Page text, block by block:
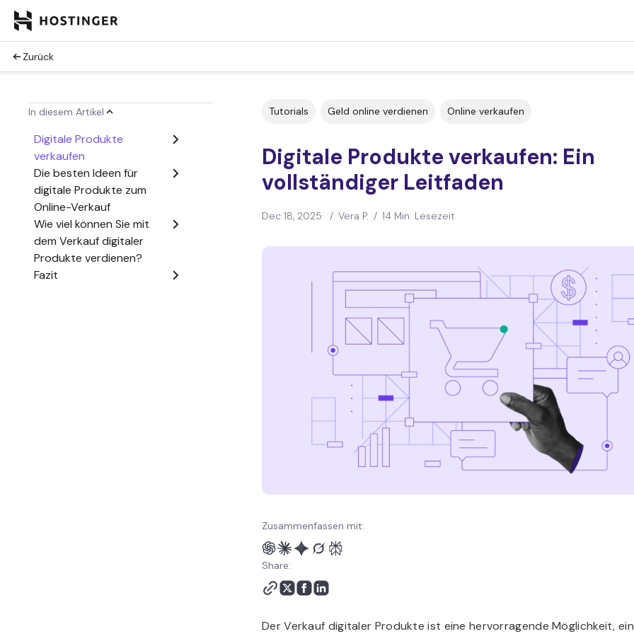
Zurück
In diesem Artikel
Digitale Produkte
verkaufen
Die besten Ideen für
digitale Produkte zum
Online-Verkauf
Wie viel können Sie mit
dem Verkauf digitaler
Produkte verdienen?
Fazit
Tutorials Geld online verdienen Online verkaufen
Digitale Produkte verkaufen: Ein
vollständiger Leitfaden
Dec 18, 2025 / Vera P. / 14 Min. Lesezeit
Zusammenfassen mit:
Share:
Der Verkauf digitaler Produkte ist eine hervorragende Möglichkeit,